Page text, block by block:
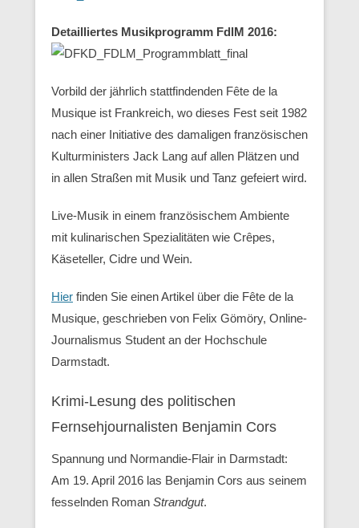
Detailliertes Musikprogramm FdlM 2016:
Vorbild der jährlich stattfindenden Fête de la
Musique ist Frankreich, wo dieses Fest seit 1982
nach einer Initiative des damaligen französischen
Kulturministers Jack Lang auf allen Plätzen und
in allen Straßen mit Musik und Tanz gefeiert wird.
Live-Musik in einem französischem Ambiente
mit kulinarischen Spezialitäten wie Crêpes,
Käseteller, Cidre und Wein.
Hier finden Sie einen Artikel über die Fête de la
Musique, geschrieben von Felix Gömöry, Online-
Journalismus Student an der Hochschule
Darmstadt.
Krimi-Lesung des politischen
Fernsehjournalisten Benjamin Cors
Spannung und Normandie-Flair in Darmstadt:
Am 19. April 2016 las Benjamin Cors aus seinem
fesselnden Roman Strandgut.